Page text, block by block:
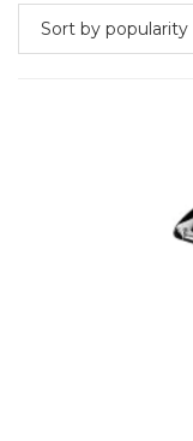
Sort by popularity